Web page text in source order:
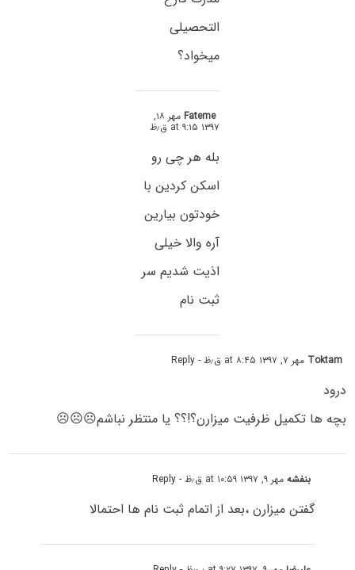
التحصیلی
میخواد؟
Fateme مهر ۱۸,
۱۳۹۷ at ۹:۱۵ ق٫ظ
بله هر چی رو
اسکن کردین با
خودتون بیارین
آره والا خیلی
اذیت شدیم سر
ثبت نام
Toktam مهر ۷, ۱۳۹۷ at ۸:۴۵ ق٫ظ - Reply
درود
بچه ها تکمیل ظرفیت میزارن؟!؟؟ یا منتظر نباشم☹️☹️☹️
بنفشهمهر ۹, ۱۳۹۷ at ۱۰:۵۹ ق٫ظ - Reply
گفتن میزارن ،بعد از اتمام ثبت نام ها احتمالا